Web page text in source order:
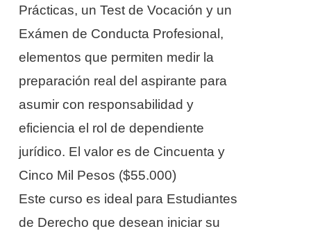
Prácticas, un Test de Vocación y un
Exámen de Conducta Profesional,
elementos que permiten medir la
preparación real del aspirante para
asumir con responsabilidad y
eficiencia el rol de dependiente
jurídico. El valor es de Cincuenta y
Cinco Mil Pesos ($55.000)
Este curso es ideal para Estudiantes
de Derecho que desean iniciar su